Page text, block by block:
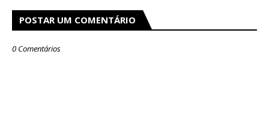
POSTAR UM COMENTÁRIO
0 Comentários